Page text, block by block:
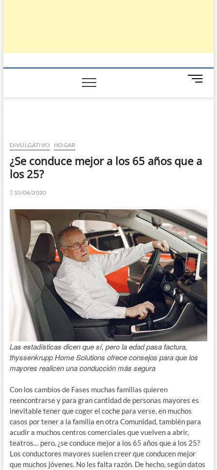
B
t
e
DIVULGATIVO HOGAR
¿Se conduce mejor a los 65 años que a
los 25?
10/06/2020
Las estadísticas dicen que sí, pero la edad pasa factura,
thyssenkrupp Home Solutions ofrece consejos para que los
mayores realicen una conducción más segura
Con los cambios de Fases muchas familias quieren
reencontrarse y para gran cantidad de personas mayores es
inevitable tener que coger el coche para verse, en muchos
casos por tener a la familia en otra Comunidad, también para
acudir a muchos centros comerciales que vuelven a abrir,
teatros… pero, ¿se conduce mejor a los 65 años que a los 25?
Los conductores mayores suelen creer que conducen mejor
que muchos jóvenes. No les falta razón. De hecho, según datos